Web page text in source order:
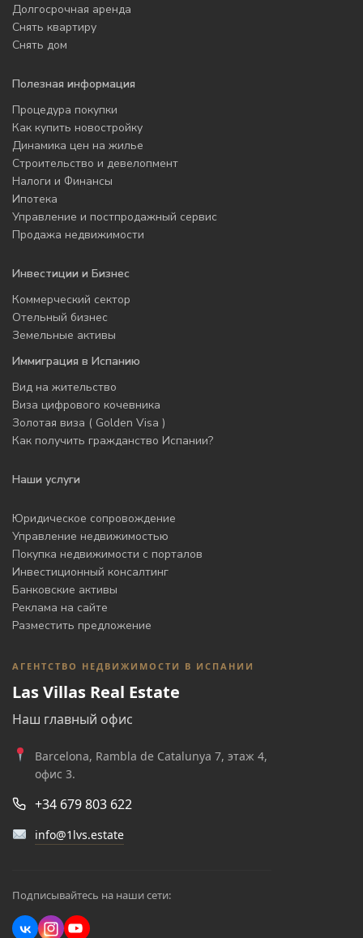
Долгосрочная аренда
Снять квартиру
Снять дом
Полезная информация
Процедура покупки
Как купить новостройку
Динамика цен на жилье
Строительство и девелопмент
Налоги и Финансы
Ипотека
Управление и постпродажный сервис
Продажа недвижимости
Инвестиции и Бизнес
Коммерческий сектор
Отельный бизнес
Земельные активы
Иммиграция в Испанию
Вид на жительство
Виза цифрового кочевника
Золотая виза ( Golden Visa )
Как получить гражданство Испании?
Наши услуги
Юридическое сопровождение
Управление недвижимостью
Покупка недвижимости с порталов
Инвестиционный консалтинг
Банковские активы
Реклама на сайте
Разместить предложение
АГЕНТСТВО НЕДВИЖИМОСТИ В ИСПАНИИ
Las Villas Real Estate
Наш главный офис
Barcelona, Rambla de Catalunya 7, этаж 4,
офис 3.
+34 679 803 622
info@1lvs.estate
Подписывайтесь на наши сети: